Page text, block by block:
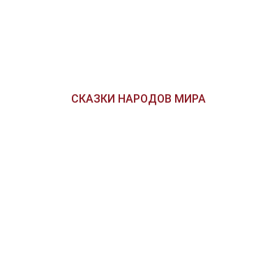
СКАЗКИ НАРОДОВ МИРА